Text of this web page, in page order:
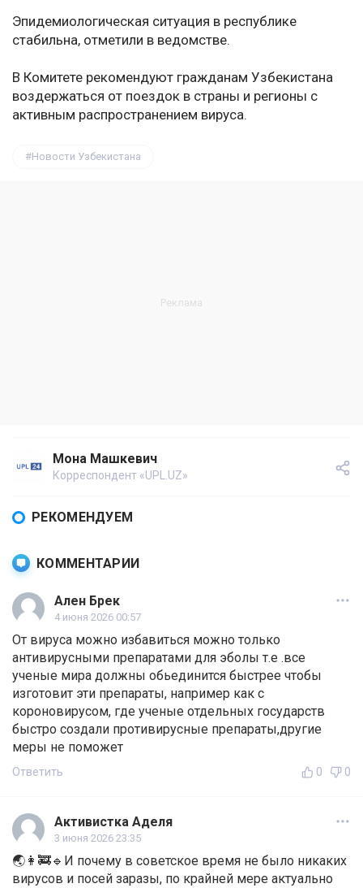
Эпидемиологическая ситуация в республике
стабильна, отметили в ведомстве.
В Комитете рекомендуют гражданам Узбекистана
воздержаться от поездок в страны и регионы с
активным распространением вируса.
Новости Узбекистана
Мона Машкевич
Корреспондент «UPL.UZ»
РЕКОМЕНДУЕМ
КОММЕНТАРИИ
Ален Брек
4 июня 2026 00:57
От вируса можно избавиться можно только
антивирусными препаратами для эболы т.е .все
ученые мира должны обьединится быстрее чтобы
изготовит эти препараты, например как с
короновирусом, где ученые отдельных государств
быстро создали противирусные препараты,другие
меры не поможет
Ответить 0 0
Активистка Аделя
3 июня 2026 23:35
🌏👩‍🚒🔹И почему в советское время не было никаких
вирусов и посей заразы, по крайней мере актуально